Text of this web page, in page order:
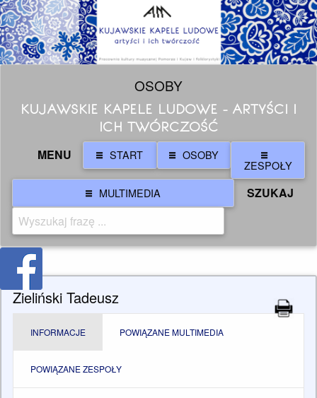
OSOBY
KUJAWSKIE KAPELE LUDOWE - ARTYŚCI I
ICH TWÓRCZOŚĆ
MENU START OSOBY
ZESPOŁY
MULTIMEDIA
SZUKAJ
Zieliński Tadeusz
INFORMACJE POWIĄZANE MULTIMEDIA
POWIĄZANE ZESPOŁY